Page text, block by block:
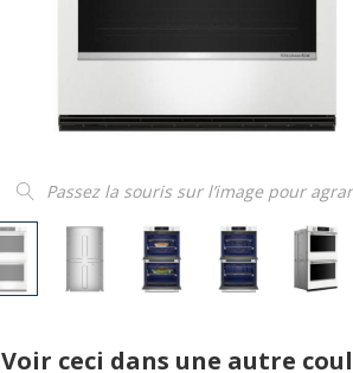
Passez la souris sur l’image pour
Voir ceci dans une autre